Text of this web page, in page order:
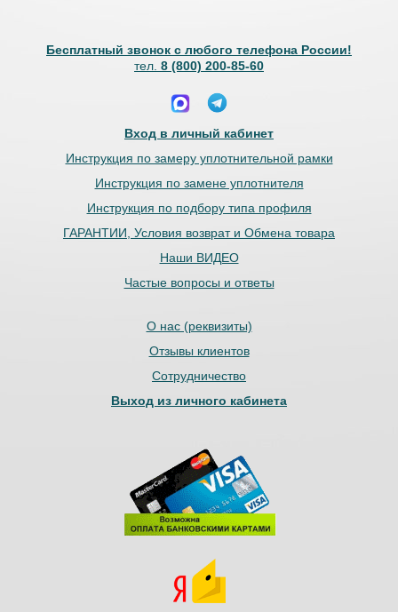
Бесплатный звонок с любого телефона России!
тел. 8 (800) 200-85-60
Вход в личный кабинет
Инструкция по замеру уплотнительной рамки
Инструкция по замене уплотнителя
Инструкция по подбору типа профиля
ГАРАНТИИ, Условия возврат и Обмена товара
Наши ВИДЕО
Частые вопросы и ответы
О нас (реквизиты)
Отзывы клиентов
Сотрудничество
Выход из личного кабинета